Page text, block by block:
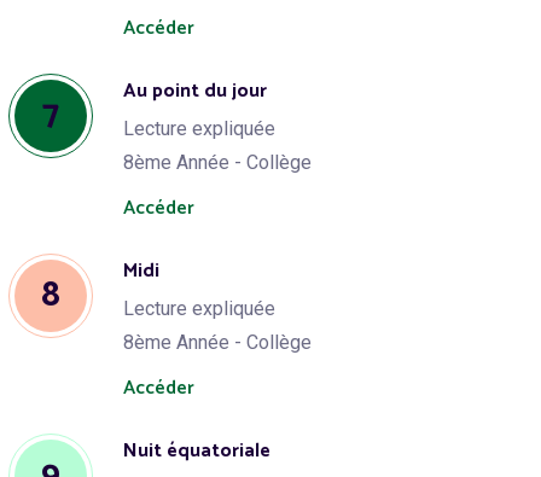
Accéder
7 Au point du jour
Lecture expliquée
8ème Année - Collège
Accéder
8 Midi
Lecture expliquée
8ème Année - Collège
Accéder
Nuit équatoriale